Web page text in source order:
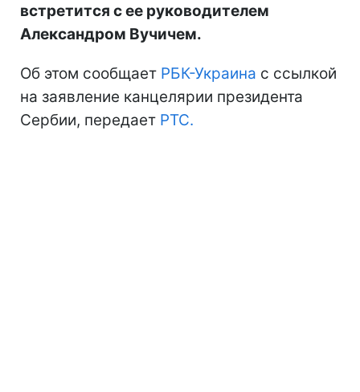
встретится с ее руководителем
Александром Вучичем.
Об этом сообщает РБК-Украина с ссылкой
на заявление канцелярии президента
Сербии, передает РТС.